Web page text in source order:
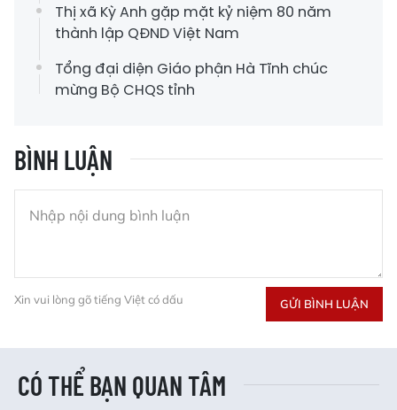
Thị xã Kỳ Anh gặp mặt kỷ niệm 80 năm
thành lập QĐND Việt Nam
Tổng đại diện Giáo phận Hà Tĩnh chúc
mừng Bộ CHQS tỉnh
BÌNH LUẬN
Xin vui lòng gõ tiếng Việt có dấu GỬI BÌNH LUẬN
CÓ THỂ BẠN QUAN TÂM